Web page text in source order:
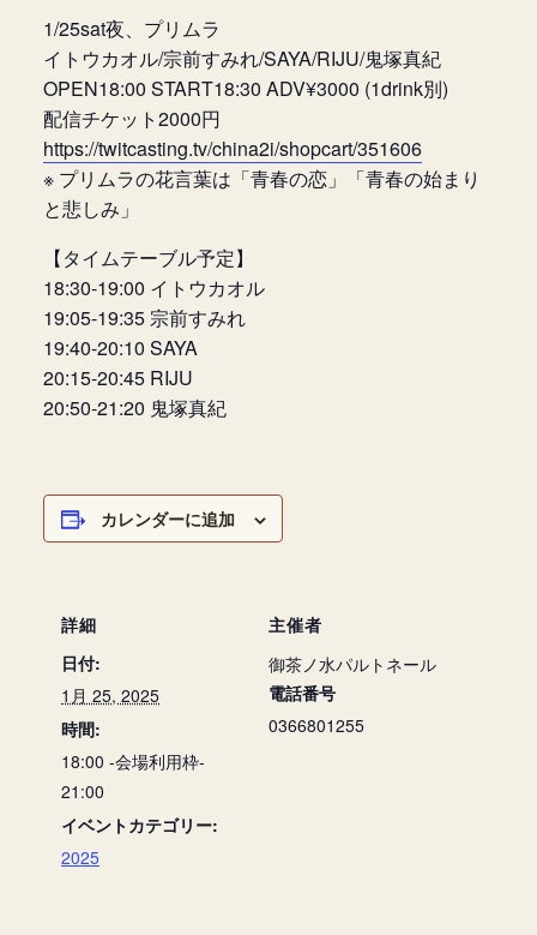
1/25sat夜、プリムラ
イトウカオル/宗前すみれ/SAYA/RIJU/鬼塚真紀
OPEN18:00 START18:30 ADV¥3000 (1drink別)
配信チケット2000円
https://twitcasting.tv/china2i/shopcart/351606
※ プリムラの花言葉は「青春の恋」「青春の始まり
と悲しみ」
【タイムテーブル予定】
18:30-19:00 イトウカオル
19:05-19:35 宗前すみれ
19:40-20:10 SAYA
20:15-20:45 RIJU
20:50-21:20 鬼塚真紀
カレンダーに追加
詳細
日付:
1月 25, 2025
時間:
18:00 -会場利用枠-
21:00
イベントカテゴリー:
2025
主催者
御茶ノ水パルトネール
電話番号
0366801255